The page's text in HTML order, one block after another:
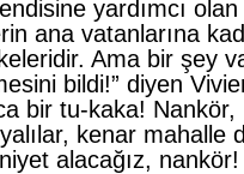
yardımcı
ana vatanlarına
Ama bir şey
bildi!” diyen
bir tu-kaka!
kenar mahalle
alacağız, nankör!